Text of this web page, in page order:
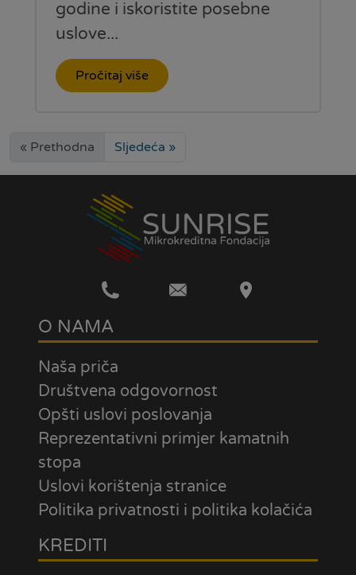
godine i iskoristite posebne
uslove...
Pročitaj više
« Prethodna Sljedeća »
O NAMA
Naša priča
Društvena odgovornost
Opšti uslovi poslovanja
Reprezentativni primjer kamatnih
stopa
Uslovi korištenja stranice
Politika privatnosti i politika kolačića
KREDITI